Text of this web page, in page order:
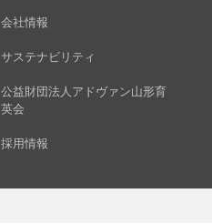
会社情報
サステナビリティ
公益財団法人アドヴァン山形育
英会
採用情報